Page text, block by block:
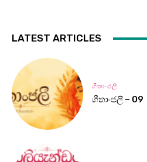
LATEST ARTICLES
ගීතාංජලී
ගීතාංජලී – 09